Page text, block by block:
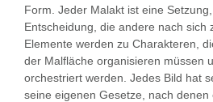
Form. Jeder Malakt ist eine
Entscheidung, die andere nach sich
Elemente werden zu Charakteren,
der Malfläche organisieren müssen
orchestriert werden. Jedes Bild hat
seine eigenen Gesetze, nach denen